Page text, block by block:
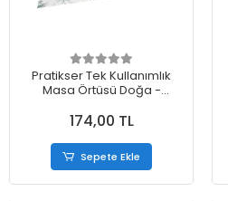
Pratikser Tek Kullanımlık
Masa Örtüsü Doğa -
174,00 TL
Sepete Ekle